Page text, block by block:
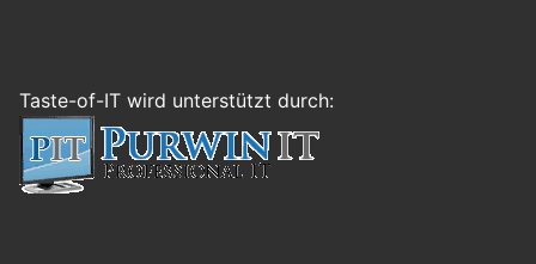
Taste-of-IT wird unterstützt durch: